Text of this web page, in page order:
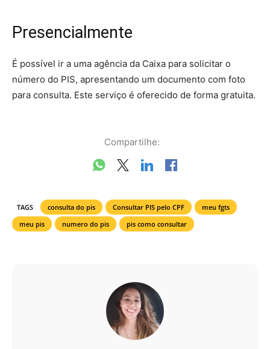
Presencialmente
É possível ir a uma agência da Caixa para solicitar o
número do PIS, apresentando um documento com foto
para consulta. Este serviço é oferecido de forma gratuita.
Compartilhe:
TAGS consulta do pis Consultar PIS pelo CPF
meu fgts
meu pis
numero do pis pis como consultar